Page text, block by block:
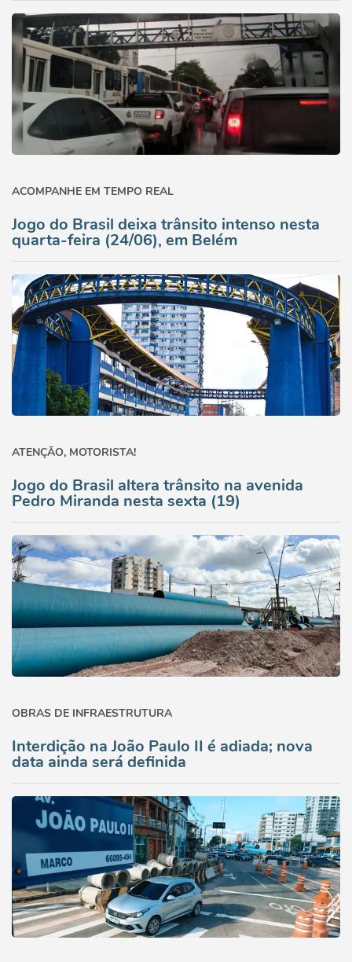
ACOMPANHE EM TEMPO REAL
Jogo do Brasil deixa trânsito intenso nesta
quarta-feira (24/06), em Belém
ATENÇÃO, MOTORISTA!
Jogo do Brasil altera trânsito na avenida
Pedro Miranda nesta sexta (19)
OBRAS DE INFRAESTRUTURA
Interdição na João Paulo II é adiada; nova
data ainda será definida